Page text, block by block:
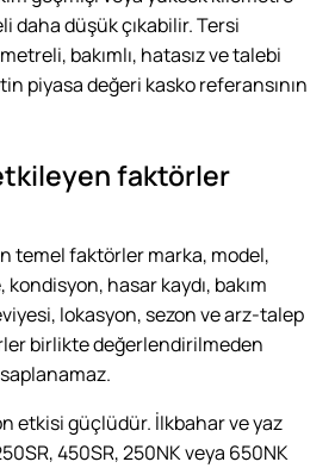
daha düşük çıkabilir. Tersi
bakımlı, hatasız ve talebi
piyasa değeri kasko referansının
faktörler
temel faktörler marka, model,
kondisyon, hasar kaydı, bakım
lokasyon, sezon ve arz-talep
birlikte değerlendirilmeden
etkisi güçlüdür. İlkbahar ve yaz
450SR, 250NK veya 650NK